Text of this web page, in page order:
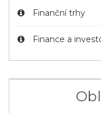
Finanční trhy
Finance a